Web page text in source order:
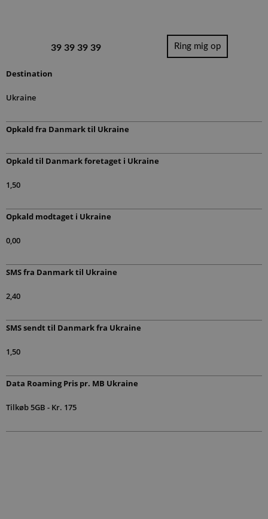
39 39 39 39 Ring mig op
Destination
Ukraine
Opkald fra Danmark til​ Ukraine
Opkald til Danmark foretaget i Ukraine
1,50
Opkald modtaget i Ukraine
0,00
SMS fra Danmark til Ukraine
2,40
SMS sendt til Danmark fra Ukraine
1,50
Data Roaming Pris pr. MB Ukraine
Tilkøb 5GB - Kr. 175